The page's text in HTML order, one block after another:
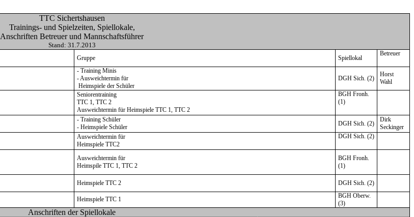
TTC Sichertshausen
Trainings- und Spielzeiten, Spiellokale,
Anschriften Betreuer und Mannschaftsführer
Stand: 31.7.2013
Gruppe Spiellokal
Betreuer
- Training Minis
- Ausweichtermin für
Heimspiele der Schüler
DGH Sich. (2)
Horst
Wahl
Seniorentraining
TTC 1, TTC 2
Ausweichtermin für Heimspiele TTC 1, TTC 2
BGH Fronh.
(1)
- Training Schüler
- Heimspiele Schüler
DGH Sich. (2)
Dirk
Seckinger
Ausweichtermin für
Heimspiele TTC2
DGH Sich. (2)
Ausweichtermin für
Heimspile TTC 1, TTC 2
BGH Fronh.
(1)
Heimspiele TTC 2 DGH Sich. (2)
Heimspiele TTC 1
BGH Oberw.
(3)
Anschriften der Spiellokale